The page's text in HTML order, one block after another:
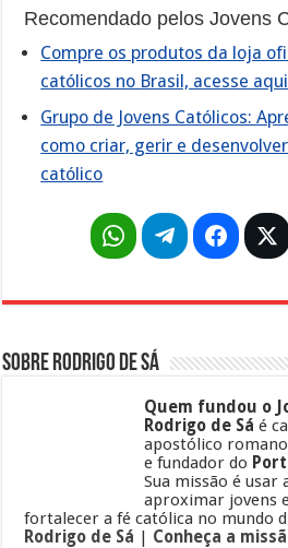
Recomendado pelos Jovens
Compre os produtos da loja
católicos no Brasil, acesse
Grupo de Jovens Católicos:
como criar, gerir e
católico
Sobre Rodrigo de Sá
Quem fundou o
Rodrigo de Sá é
apostólico
e fundador do
Sua missão é
aproximar jovens
fortalecer a fé católica no mundo
Rodrigo de Sá | Conheça a